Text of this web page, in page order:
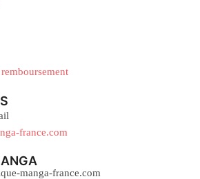
france.com
manga-france.com